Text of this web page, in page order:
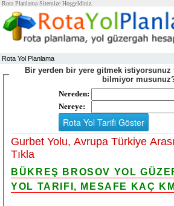
Rota Planlama Sitemize Hoşgeldiniz.
Rota Yol Planlama
Bir yerden bir yere gitmek istiyorsunuz
bilmiyor
Nereden:
Nereye:
Gurbet Yolu, Avrupa Türkiye
Tıkla
BÜKREŞ BROSOV YOL
YOL TARIFI, MESAFE KAÇ KM